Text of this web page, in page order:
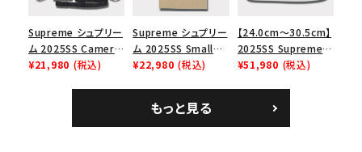
Supreme シュプリー
ム 2025SS Camera
Bag + Mini Pouch
¥21,980 (税込)
Supreme シュプリー
ム 2025SS Small
Box Tee スモールボ
¥22,980 (税込)
【24.0cm～30.5cm】
2025SS Supreme
GOODENOUGH
ムグッドイナフ ナイキ
エアフォース１スニー
¥51,980 (税込)
もっと見る